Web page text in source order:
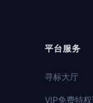
平台服务
寻标大厅
VIP免费特